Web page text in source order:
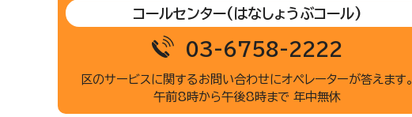
コールセンター(はなしょうぶコール)
03-6758-2222
区のサービスに関するお問い合わせにオペレーターが答えます。
午前8時から午後8時まで 年中無休